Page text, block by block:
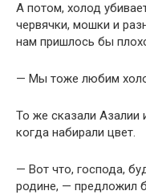
А потом, холод
червячки, мошки и
нам пришлось бы
— Мы тоже любим
То же сказали Азалии
когда набирали цвет.
— Вот что, господа,
родине, — предложил